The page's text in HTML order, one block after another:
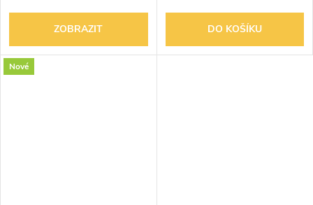
ZOBRAZIT DO KOŠÍKU
Nové